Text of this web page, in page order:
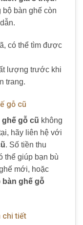
bộ bàn ghế còn
có thể tìm được
lượng trước khi
trang.
gỗ cũ
ghế gỗ cũ không
hãy liên hệ với
. Số tiền thu
thể giúp bạn bù
mới, hoặc
bàn ghế gỗ
chi tiết